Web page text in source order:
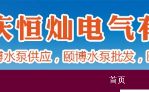
首页